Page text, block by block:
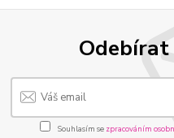
Souhlasím se zpracováním